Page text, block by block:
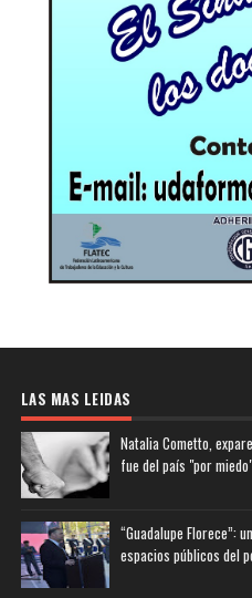
LAS MAS LEIDAS
Natalia Cometto,
fue del país "por miedo"
“Guadalupe Florece”:
espacios públicos del